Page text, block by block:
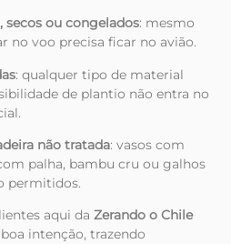
secos ou congelados: mesmo
no voo precisa ficar no avião.
: qualquer tipo de material
de plantio não entra no
não tratada: vasos com
palha, bambu cru ou galhos
permitidos.
aqui da Zerando o Chile
intenção, trazendo